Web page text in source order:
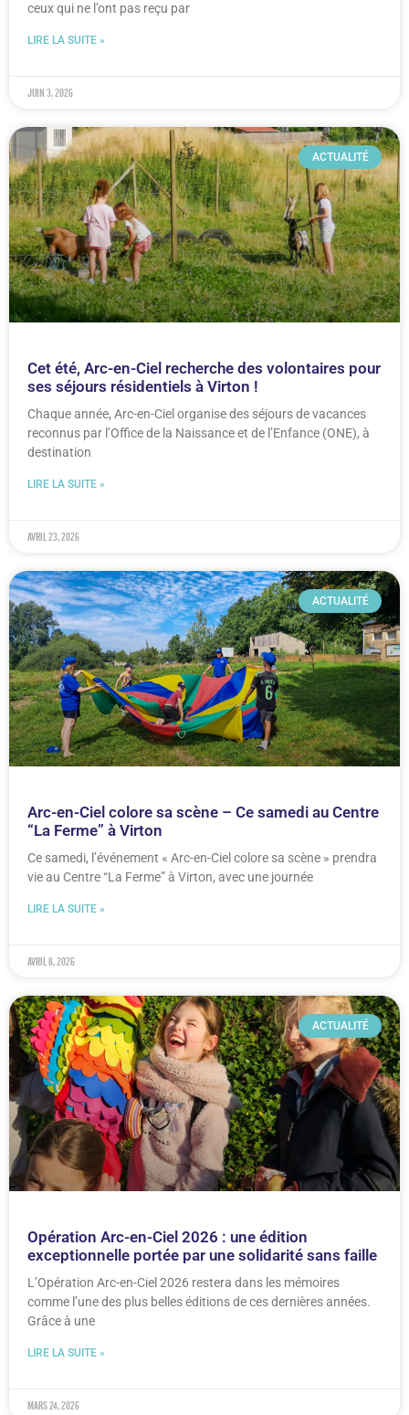
ceux qui ne l’ont pas reçu par
LIRE LA SUITE »
juin 3, 2026
ACTUALITÉ
Cet été, Arc-en-Ciel recherche des volontaires pour
ses séjours résidentiels à Virton !
Chaque année, Arc-en-Ciel organise des séjours de vacances
reconnus par l’Office de la Naissance et de l’Enfance (ONE), à
destination
LIRE LA SUITE »
avril 23, 2026
ACTUALITÉ
Arc-en-Ciel colore sa scène – Ce samedi au Centre
“La Ferme” à Virton
Ce samedi, l’événement « Arc-en-Ciel colore sa scène » prendra
vie au Centre “La Ferme” à Virton, avec une journée
LIRE LA SUITE »
avril 8, 2026
ACTUALITÉ
Opération Arc-en-Ciel 2026 : une édition
exceptionnelle portée par une solidarité sans faille
L’Opération Arc-en-Ciel 2026 restera dans les mémoires
comme l’une des plus belles éditions de ces dernières années.
Grâce à une
LIRE LA SUITE »
mars 24, 2026